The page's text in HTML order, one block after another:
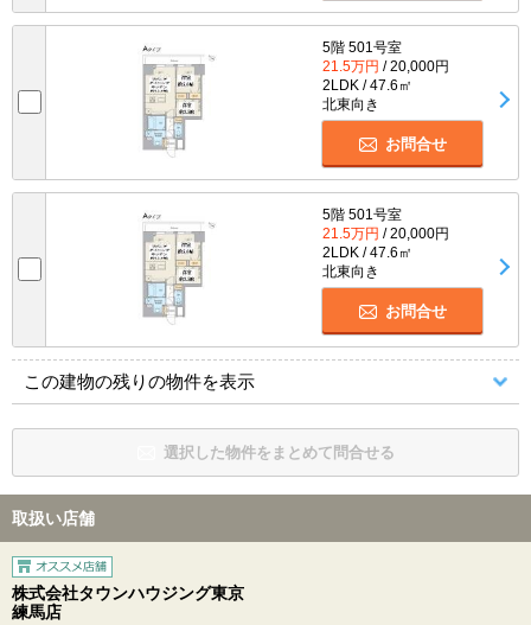
5階 501号室
21.5万円 / 20,000円
2LDK / 47.6㎡
北東向き
お問合せ
5階 501号室
21.5万円 / 20,000円
2LDK / 47.6㎡
北東向き
お問合せ
この建物の残りの物件を表示
選択した物件をまとめて問合せる
取扱い店舗
株式会社タウンハウジング東京
練馬店